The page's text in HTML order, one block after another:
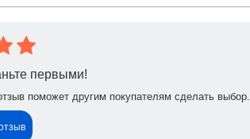
первыми!
поможет другим покупателям сделать выбор.